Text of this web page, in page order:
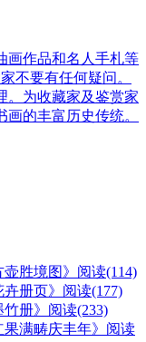
画作品和名人手札等
不要有任何疑问。
。为收藏家及鉴赏家
的丰富历史传统。
胜境图》 阅读(114)
册页》 阅读(177)
册》 阅读(233)
满畴庆丰年》 阅读